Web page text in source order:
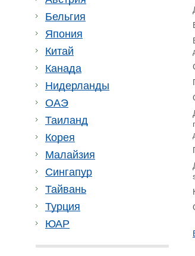
Бельгия
Япония
Китай
Канада
Нидерланды
ОАЭ
Таиланд
Корея
Малайзия
Сингапур
Тайвань
Турция
ЮАР